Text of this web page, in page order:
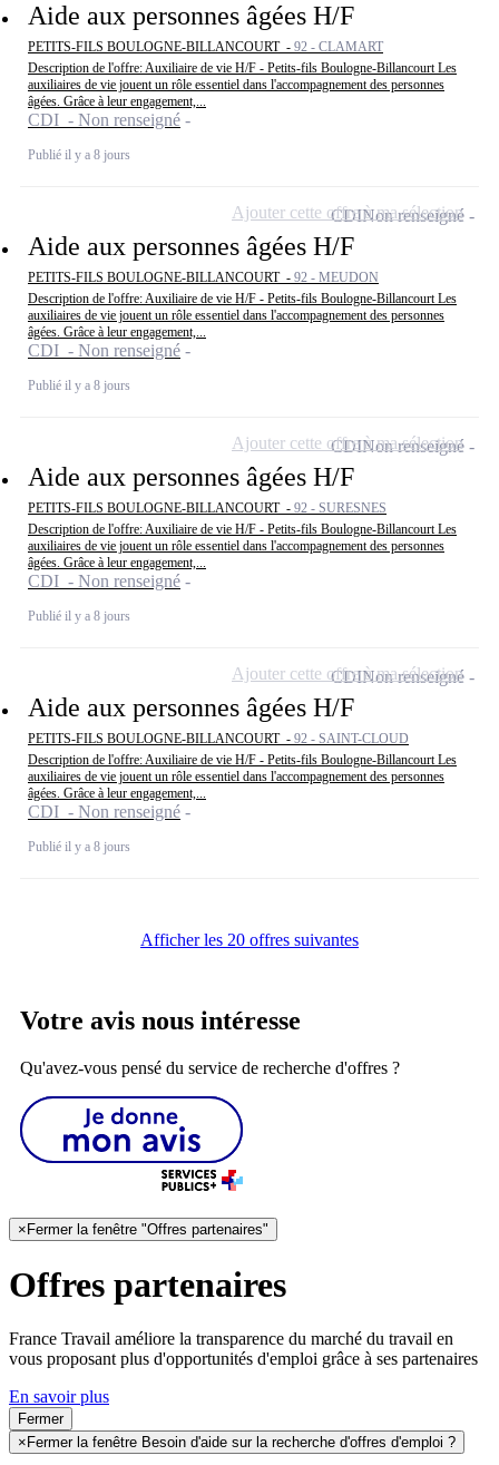
Aide aux personnes âgées H/F
PETITS-FILS BOULOGNE-BILLANCOURT - 92 - CLAMART
Description de l'offre: Auxiliaire de vie H/F - Petits-fils Boulogne-Billancourt Les
auxiliaires de vie jouent un rôle essentiel dans l'accompagnement des personnes
âgées. Grâce à leur engagement,...
CDI - Non renseigné
Publié il y a 8 jours
Aide aux personnes âgées H/F
PETITS-FILS BOULOGNE-BILLANCOURT - 92 - MEUDON
Description de l'offre: Auxiliaire de vie H/F - Petits-fils Boulogne-Billancourt Les
auxiliaires de vie jouent un rôle essentiel dans l'accompagnement des personnes
âgées. Grâce à leur engagement,...
CDI - Non renseigné
Publié il y a 8 jours
CDINon renseigné
Ajouter cette offre à ma sélection
Aide aux personnes âgées H/F
PETITS-FILS BOULOGNE-BILLANCOURT - 92 - SURESNES
Description de l'offre: Auxiliaire de vie H/F - Petits-fils Boulogne-Billancourt Les
auxiliaires de vie jouent un rôle essentiel dans l'accompagnement des personnes
âgées. Grâce à leur engagement,...
CDI - Non renseigné
Publié il y a 8 jours
CDINon renseigné
Ajouter cette offre à ma sélection
Aide aux personnes âgées H/F
PETITS-FILS BOULOGNE-BILLANCOURT - 92 - SAINT-CLOUD
Description de l'offre: Auxiliaire de vie H/F - Petits-fils Boulogne-Billancourt Les
auxiliaires de vie jouent un rôle essentiel dans l'accompagnement des personnes
âgées. Grâce à leur engagement,...
CDI - Non renseigné
Publié il y a 8 jours
CDINon renseigné
Ajouter cette offre à ma sélection
Afficher les 20 offres suivantes
Votre avis nous intéresse
Qu'avez-vous pensé du service de recherche d'offres ?
×Fermer la fenêtre "Offres partenaires"
Offres partenaires
France Travail améliore la transparence du marché du travail en
vous proposant plus d'opportunités d'emploi grâce à ses partenaires
En savoir plus
Fermer
× Fermer la fenêtre Besoin d'aide sur la recherche d'offres d'emploi ?